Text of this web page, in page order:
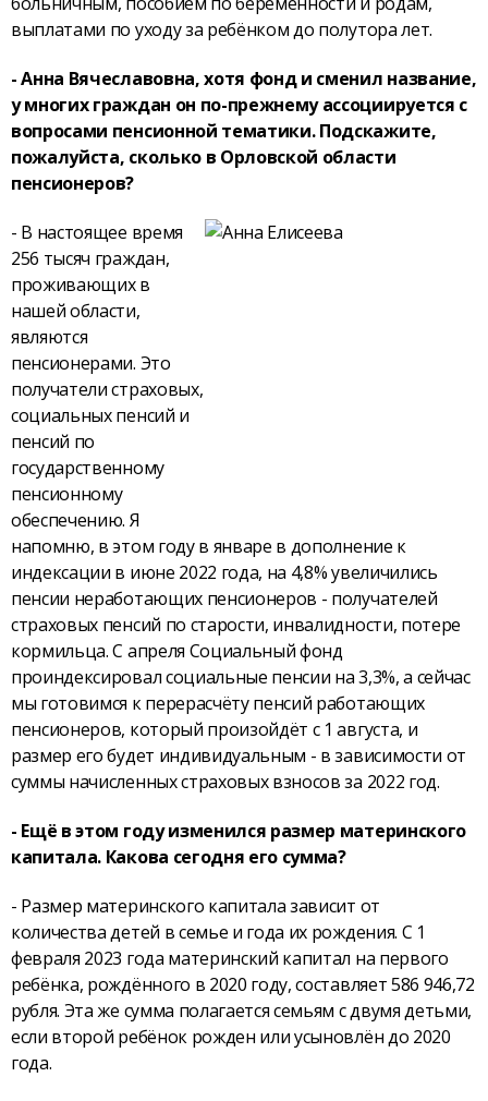
выплатами по уходу за ребёнком до полутора лет.
- Анна Вячеславовна, хотя фонд и сменил название,
у многих граждан он по-прежнему ассоциируется с
вопросами пенсионной тематики. Подскажите,
пожалуйста, сколько в Орловской области
пенсионеров?
- В настоящее время
256 тысяч граждан,
проживающих в
нашей области,
являются
пенсионерами. Это
получатели страховых,
социальных пенсий и
пенсий по
государственному
пенсионному
обеспечению. Я
напомню, в этом году в январе в дополнение к
индексации в июне 2022 года, на 4,8% увеличились
пенсии неработающих пенсионеров - получателей
страховых пенсий по старости, инвалидности, потере
кормильца. С апреля Социальный фонд
проиндексировал социальные пенсии на 3,3%, а сейчас
мы готовимся к перерасчёту пенсий работающих
пенсионеров, который произойдёт с 1 августа, и
размер его будет индивидуальным - в зависимости от
суммы начисленных страховых взносов за 2022 год.
- Ещё в этом году изменился размер материнского
капитала. Какова сегодня его сумма?
- Размер материнского капитала зависит от
количества детей в семье и года их рождения. С 1
февраля 2023 года материнский капитал на первого
ребёнка, рождённого в 2020 году, составляет 586 946,72
рубля. Эта же сумма полагается семьям с двумя детьми,
если второй ребёнок рожден или усыновлён до 2020
года.